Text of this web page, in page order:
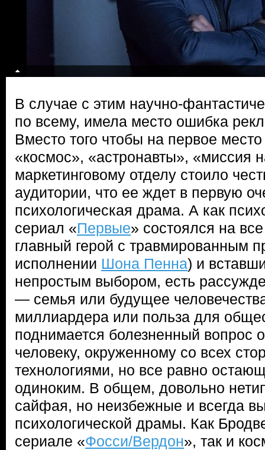
В случае с этим научно-
по всему, имела место ошибка
Вместо того чтобы на первое
«космос», «астронавты», «миссия
маркетинговому отделу стоило
аудитории, что ее ждет в первую
психологическая драма. А как
сериал «Первые» состоялся на
главный герой с травмированным
исполнении Шона Пенна) и
непростым выбором, есть
— семья или будущее
миллиардера или польза для
поднимается болезненный вопрос
человеку, окруженному со всех
технологиями, но все равно
одиноким. В общем, довольно
сайфая, но неизбежные и всегда
психологической драмы. Как
сериале «Фосси/Вердон», так и